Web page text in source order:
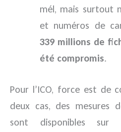
mél, mais surtout
et numéros de
339 millions de
été compromis.
Pour l’ICO, force est de
deux cas, des mesures
sont disponibles